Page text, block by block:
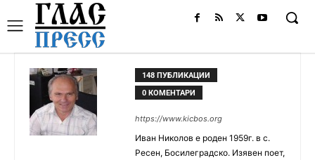
148 ПУБЛИКАЦИИ
0 КОМЕНТАРИ
https://www.kicbos.org
Иван Николов е роден 1959г. в с.
Ресен, Босилеградско. Изявен поет,